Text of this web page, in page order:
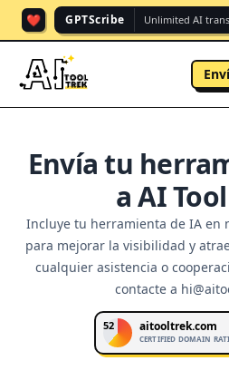
❤️ GPTScribe Unlimited AI
Envía tu
a AI
Incluye tu herramienta de IA en
para mejorar la visibilidad y
cualquier asistencia o
contacte a
52 aitooltrek.com
CERTIFIED DOMAIN